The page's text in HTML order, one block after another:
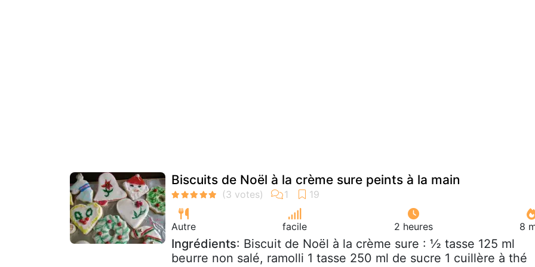
Biscuits de Noël à la crème sure peints à la main
Autre facile 2 heures 8
Ingrédients: Biscuit de Noël à la crème sure : ½ tasse 125 ml
beurre non salé, ramolli 1 tasse 250 ml de sucre 1 cuillère à thé